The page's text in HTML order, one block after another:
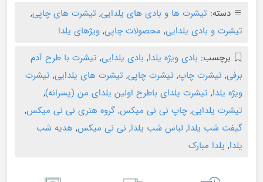
دسته: تیشرت ها و بادی های یلدایی, تیشرت های چاپی,
تیشرت و بادی یلدایی, محصولات چاپی, ویژهای یلدا
برچسب: بادی ویژه یلدا, بادی یلدایی, تیشرت با طرح آدم
برفی, تیشرت چاپ, تیشرت چاپی, تیشرت های یلدایی, تیشرت
ویژه یلدا, تیشرت یلدای باطرح اولین یلدای من (پسرانه),
تیشرت یلدایی, چاپ نی نی میکس, گروه هنری نی نی میکس,
گیفت شب یلدا, لباس شب یلدا, نی نی میکس, هدیه شب
یلدا, یلدا مبارک